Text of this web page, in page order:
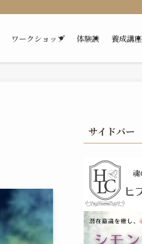
ワークショップ 体験談 養成講座
サイドバー